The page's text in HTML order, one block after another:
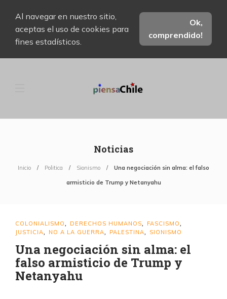
Al navegar en nuestro sitio,
aceptas el uso de cookies para
fines estadísticos.
Ok,
comprendido!
Noticias
Inicio Politica Sionismo Una negociación sin alma: el falso
armisticio de Trump y Netanyahu
COLONIALISMO DERECHOS HUMANOS FASCISMO
JUSTICIA NO A LA GUERRA PALESTINA SIONISMO
Una negociación sin alma: el
falso armisticio de Trump y
Netanyahu